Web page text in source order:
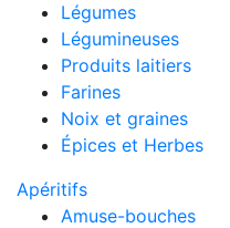
Légumes
Légumineuses
Produits laitiers
Farines
Noix et graines
Épices et Herbes
Apéritifs
Amuse-bouches